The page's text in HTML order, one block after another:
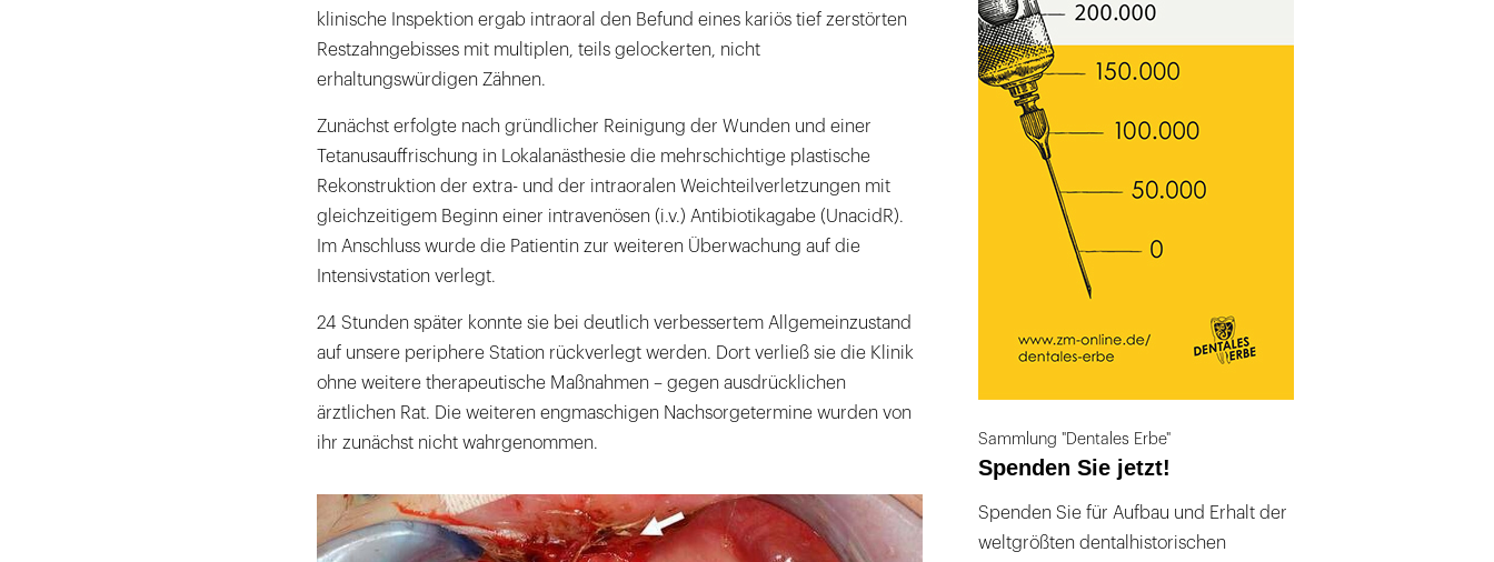
klinische Inspektion ergab intraoral den Befund eines kariös tief zerstörten
Restzahngebisses mit multiplen, teils gelockerten, nicht
erhaltungswürdigen Zähnen.
Zunächst erfolgte nach gründlicher Reinigung der Wunden und einer
Tetanusauffrischung in Lokalanästhesie die mehrschichtige plastische
Rekonstruktion der extra- und der intraoralen Weichteilverletzungen mit
gleichzeitigem Beginn einer intravenösen (i.v.) Antibiotikagabe (UnacidR).
Im Anschluss wurde die Patientin zur weiteren Überwachung auf die
Intensivstation verlegt.
24 Stunden später konnte sie bei deutlich verbessertem Allgemeinzustand
auf unsere periphere Station rückverlegt werden. Dort verließ sie die Klinik
ohne weitere therapeutische Maßnahmen – gegen ausdrücklichen
ärztlichen Rat. Die weiteren engmaschigen Nachsorgetermine wurden von
ihr zunächst nicht wahrgenommen.
Sammlung "Dentales Erbe"
Spenden Sie jetzt!
Spenden Sie für Aufbau und Erhalt der
weltgrößten dentalhistorischen